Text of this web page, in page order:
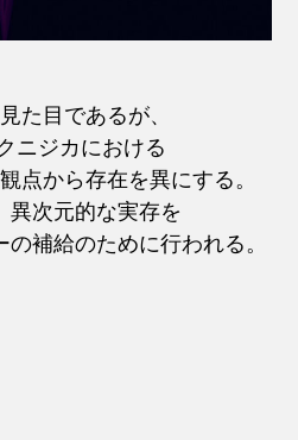
た目であるが、
ニジカにおける
点から存在を異にする。
異次元的な実存を
補給のために行われる。